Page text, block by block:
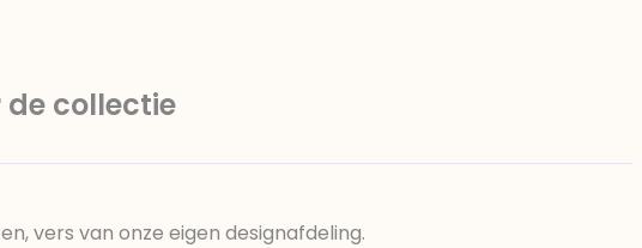
de collectie
vers van onze eigen designafdeling.